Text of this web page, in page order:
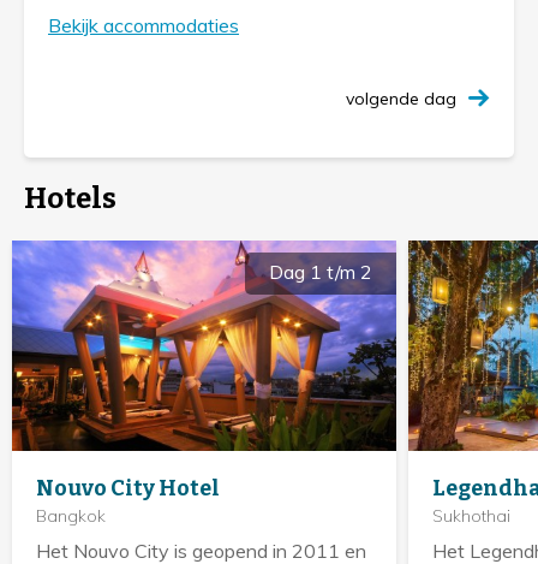
Bekijk accommodaties
volgende dag
Hotels
Dag 1 t/m 2
Nouvo City Hotel
Bangkok
Het Nouvo City is geopend in 2011 en
Sukhothai
Het